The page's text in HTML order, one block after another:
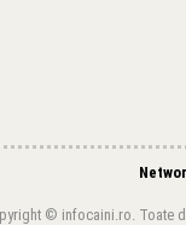
© infocaini.ro. Toate